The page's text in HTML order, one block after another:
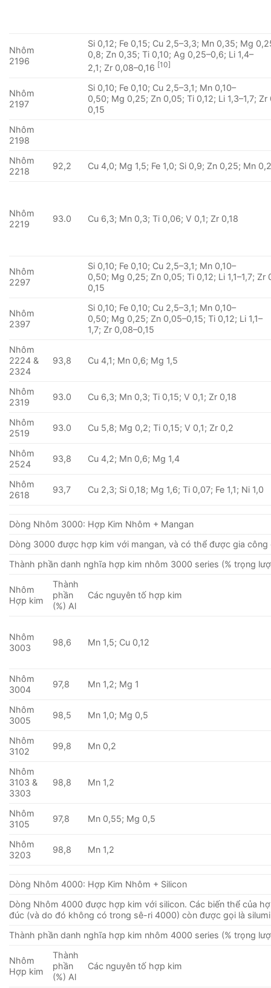
Nhôm
2196
Si 0,12; Fe 0,15; Cu 2,5–3,3; Mn 0,35; Mg
0,8; Zn 0,35; Ti 0,10; Ag 0,25–0,6; Li 1,4–
2,1; Zr 0,08–0,16 [10]
Nhôm
2197
Si 0,10; Fe 0,10; Cu 2,5–3,1; Mn 0,10–
0,50; Mg 0,25; Zn 0,05; Ti 0,12; Li 1,3–1,7; Zr
0,15
Nhôm
2198
Nhôm
2218
92,2 Cu 4,0; Mg 1,5; Fe 1,0; Si 0,9; Zn 0,25; Mn
Nhôm
2219
93.0 Cu 6,3; Mn 0,3; Ti 0,06; V 0,1; Zr 0,18
Nhôm
2297
Si 0,10; Fe 0,10; Cu 2,5–3,1; Mn 0,10–
0,50; Mg 0,25; Zn 0,05; Ti 0,12; Li 1,1–1,7; Zr
0,15
Nhôm
2397
Si 0,10; Fe 0,10; Cu 2,5–3,1; Mn 0,10–
0,50; Mg 0,25; Zn 0,05–0,15; Ti 0,12; Li 1,1–
1,7; Zr 0,08–0,15
Nhôm
2224 &
2324
93,8 Cu 4,1; Mn 0,6; Mg 1,5
Nhôm
2319
93.0 Cu 6,3; Mn 0,3; Ti 0,15; V 0,1; Zr 0,18
Nhôm
2519
93.0 Cu 5,8; Mg 0,2; Ti 0,15; V 0,1; Zr 0,2
Nhôm
2524
93,8 Cu 4,2; Mn 0,6; Mg 1,4
Nhôm
2618
93,7 Cu 2,3; Si 0,18; Mg 1,6; Ti 0,07; Fe 1,1; Ni 1,0
Dòng Nhôm 3000: Hợp Kim Nhôm + Mangan
Dòng 3000 được hợp kim với mangan, và có thể được gia công
Thành phần danh nghĩa hợp kim nhôm 3000 series (% trọng
Nhôm
Hợp kim
Thành
phần
(%) Al
Các nguyên tố hợp kim
Nhôm
3003
98,6 Mn 1,5; Cu 0,12
Nhôm
3004
97,8 Mn 1,2; Mg 1
Nhôm
3005
98,5 Mn 1,0; Mg 0,5
Nhôm
3102
99,8 Mn 0,2
Nhôm
3103 &
3303
98,8 Mn 1,2
Nhôm
3105
97,8 Mn 0,55; Mg 0,5
Nhôm
3203
98,8 Mn 1,2
Dòng Nhôm 4000: Hợp Kim Nhôm + Silicon
Dòng Nhôm 4000 được hợp kim với silicon. Các biến thể của
đúc (và do đó không có trong sê-ri 4000) còn được gọi là
Thành phần danh nghĩa hợp kim nhôm 4000 series (% trọng
Nhôm
Hợp kim
Thành
phần
(%) Al
Các nguyên tố hợp kim